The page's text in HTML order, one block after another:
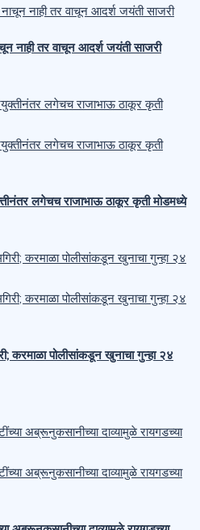
नाही तर वाचून आदर्श जयंती साजरी
लगेचच राजाभाऊ ठाकूर कृती मोडमध्ये
करमाळा पोलीसांकडून खुनाचा गुन्हा २४